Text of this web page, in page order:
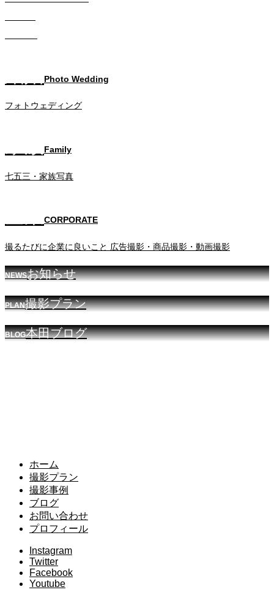
Photo Wedding
フォトウェディング
Family
七五三・家族写真
CORPORATE
撮るたびに企業に良いこと 広告撮影・商品撮影・動画撮影
NEWSお知らせ
PLAN撮影プラン
BLOG本田ブログ
ホーム
撮影プラン
撮影事例
ブログ
お問い合わせ
プロフィール
Instagram
Twitter
Facebook
Youtube